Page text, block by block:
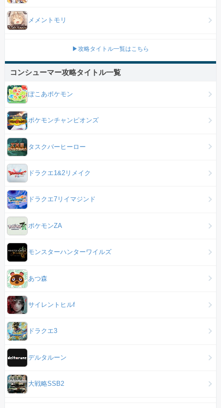
メメントモリ
▶攻略タイトル一覧はこちら
コンシューマー攻略タイトル一覧
ぽこあポケモン
ポケモンチャンピオンズ
タスクバーヒーロー
ドラクエ1&2リメイク
ドラクエ7リイマジンド
ポケモンZA
モンスターハンターワイルズ
あつ森
サイレントヒルf
ドラクエ3
デルタルーン
大戦略SSB2